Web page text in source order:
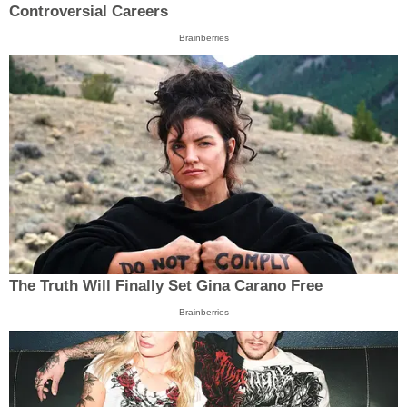
Controversial Careers
Brainberries
The Truth Will Finally Set Gina Carano Free
Brainberries